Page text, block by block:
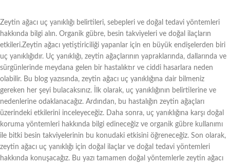
Zeytin ağacı uç yanıklığı belirtileri, sebepleri ve doğal tedavi yöntemleri
hakkında bilgi alın. Organik gübre, besin takviyeleri ve doğal ilaçların
etkileri.Zeytin ağacı yetiştiriciliği yapanlar için en büyük endişelerden biri
uç yanıklığıdır. Uç yanıklığı, zeytin ağaçlarının yapraklarında, dallarında ve
sürgünlerinde meydana gelen bir hastalıktır ve ciddi hasarlara neden
olabilir. Bu blog yazısında, zeytin ağacı uç yanıklığına dair bilmeniz
gereken her şeyi bulacaksınız. İlk olarak, uç yanıklığının belirtilerine ve
nedenlerine odaklanacağız. Ardından, bu hastalığın zeytin ağaçları
üzerindeki etkilerini inceleyeceğiz. Daha sonra, uç yanıklığına karşı doğal
koruma yöntemleri hakkında bilgi edineceğiz ve organik gübre kullanımı
ile bitki besin takviyelerinin bu konudaki etkisini öğreneceğiz. Son olarak,
zeytin ağacı uç yanıklığı için doğal ilaçlar ve doğal tedavi yöntemleri
hakkında konuşacağız. Bu yazı tamamen doğal yöntemlerle zeytin ağacı